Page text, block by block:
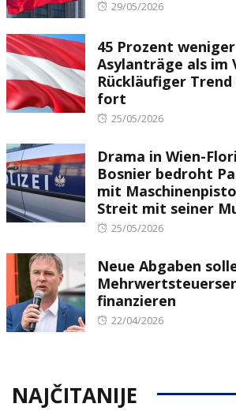
Posted
29/05/2026
45 Prozent weniger
Asylanträge als im
Rückläufiger
fort
Posted
25/05/2026
Drama in Wien-
Bosnier bedroht
mit
Streit mit seiner
Posted
25/05/2026
Neue Abgaben
finanzieren
Posted
22/04/2026
NAJČITANIJE